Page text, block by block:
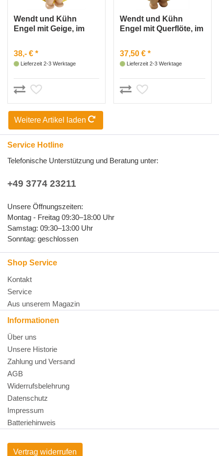
Wendt und Kühn
Engel mit Geige, im
38,- € *
Lieferzeit 2-3 Werktage
Wendt und Kühn
Engel mit Querflöte, im
37,50 € *
Lieferzeit 2-3 Werktage
Weitere Artikel laden
Service Hotline
Telefonische Unterstützung und Beratung unter:
+49 3774 23211
Unsere Öffnungszeiten:
Montag - Freitag 09:30–18:00 Uhr
Samstag: 09:30–13:00 Uhr
Sonntag: geschlossen
Shop Service
Kontakt
Service
Aus unserem Magazin
Informationen
Über uns
Unsere Historie
Zahlung und Versand
AGB
Widerrufsbelehrung
Datenschutz
Impressum
Batteriehinweis
Vertrag widerrufen